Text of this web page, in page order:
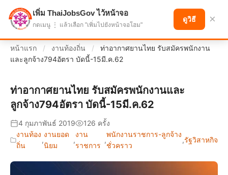
แบ่งปันโอกาส เพื่ออนาคตที่ก้าวหน้า
หน้าแรก / งานท้องถิ่น /
ท่าอากาศยานไทย รับสมัครพนักงาน
และลูกจ้าง794อัตรา บัดนี้-15มี.ค.62
ท่าอากาศยานไทย รับสมัครพนักงานและ
ลูกจ้าง794อัตรา บัดนี้-15มี.ค.62
4 กุมภาพันธ์ 2019
126 ครั้ง
งานท้อง
ถิ่น
,
งานยอด
นิยม
,
งาน
ราชการ
,
พนักงานราชการ-ลูกจ้าง
ชั่วคราว
,รัฐวิสาหกิจ
เพิ่ม ThaiJobsGov ไว้หน้าจอ
กดเมนู ⋮ แล้วเลือก "เพิ่มไปยังหน้าจอโฮม"
ดูวิธี ×